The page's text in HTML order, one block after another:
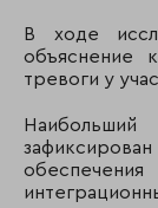
В ходе
объяснение
тревоги у